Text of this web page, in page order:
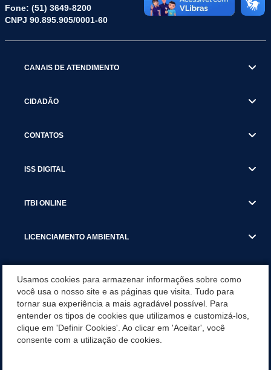
Fone: (51) 3649-8200
CNPJ 90.895.905/0001-60
CANAIS DE ATENDIMENTO
CIDADÃO
CONTATOS
ISS DIGITAL
ITBI ONLINE
LICENCIAMENTO AMBIENTAL
SERVIÇOS
SERVIÇOS DO DEPARTAMENTO DE RECEITA MUNICIPAL
Usamos cookies para armazenar informações sobre como
você usa o nosso site e as páginas que visita. Tudo para
tornar sua experiência a mais agradável possível. Para
entender os tipos de cookies que utilizamos e customizá-los,
clique em 'Definir Cookies'. Ao clicar em 'Aceitar', você
consente com a utilização de cookies.